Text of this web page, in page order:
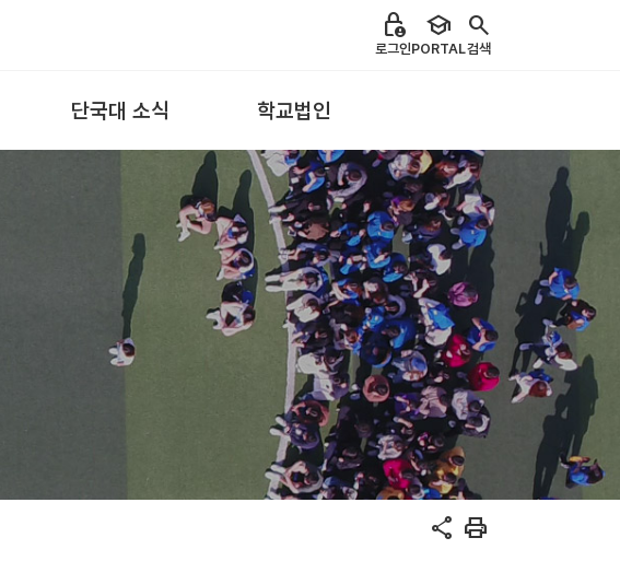
lock_person
로그인
school
PORTAL
search
검색
단국대 소식 학교법인
share print